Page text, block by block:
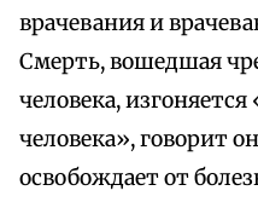
врачевания и
Смерть, вошедшая
человека,
человека», говорит
освобождает от